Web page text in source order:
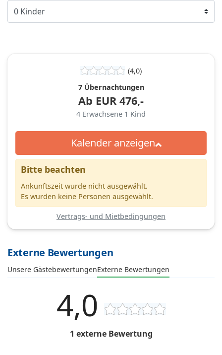
(4,0)
7 Übernachtungen
Ab EUR 476,-
4 Erwachsene 1 Kind
Kalender anzeigen
Bitte beachten
Ankunftszeit wurde nicht ausgewählt.
Es wurden keine Personen ausgewählt.
Vertrags- und Mietbedingungen
Externe Bewertungen
Unsere GästebewertungenExterne Bewertungen
4,0
1 externe Bewertung